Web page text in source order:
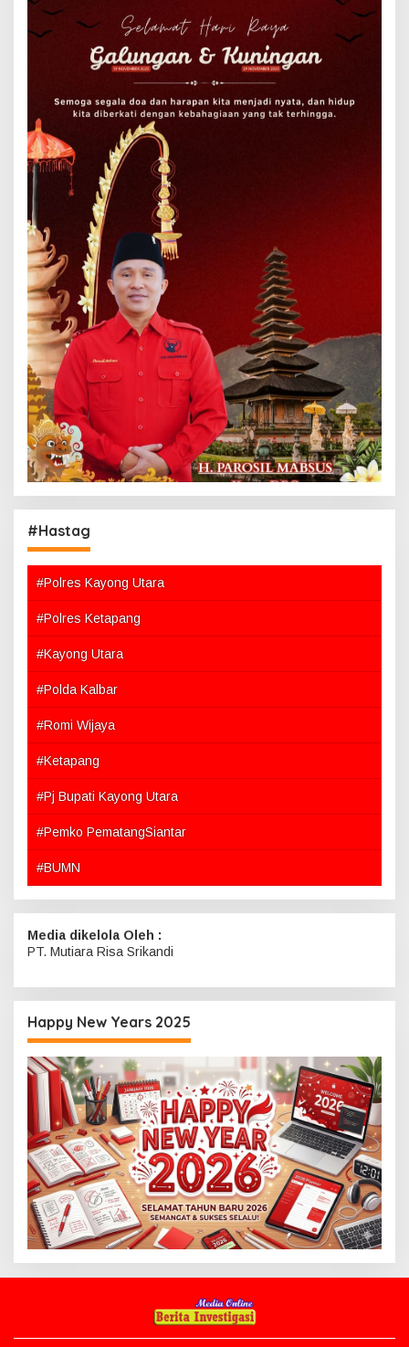
#Hastag
#Polres Kayong Utara
#Polres Ketapang
#Kayong Utara
#Polda Kalbar
#Romi Wijaya
#Ketapang
#Pj Bupati Kayong Utara
#Pemko PematangSiantar
#BUMN
Media dikelola Oleh :
PT. Mutiara Risa Srikandi
Happy New Years 2025